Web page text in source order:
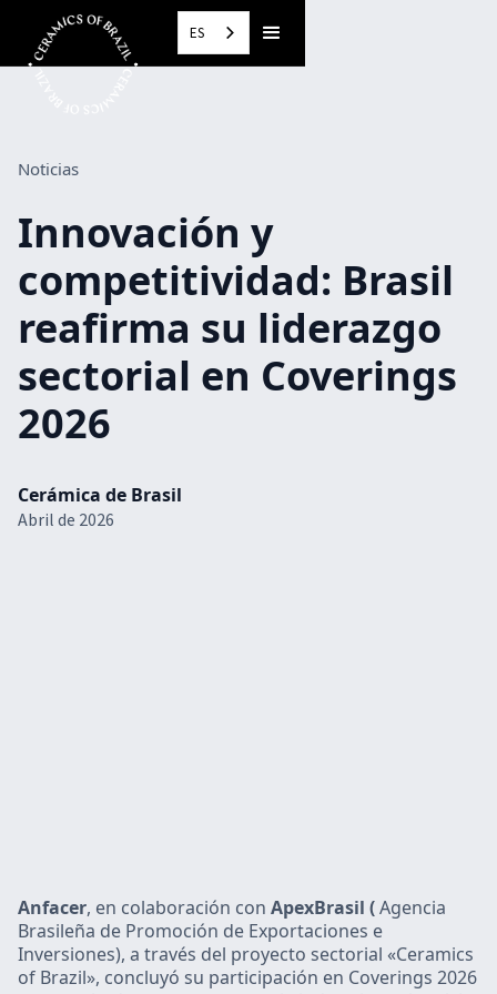
ES
Noticias
Innovación y
competitividad: Brasil
reafirma su liderazgo
sectorial en Coverings
2026
Cerámica de Brasil
Abril de 2026
Anfacer, en colaboración con ApexBrasil (Agencia
Brasileña de Promoción de Exportaciones e
Inversiones), a través del proyecto sectorial «Ceramics
of Brazil», concluyó su participación en Coverings 2026